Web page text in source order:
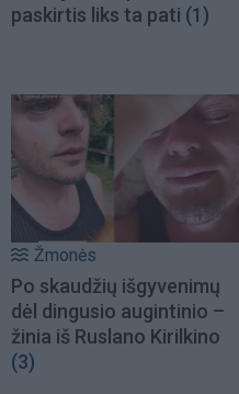
paskirtis liks ta pati (1)
Žmonės
Po skaudžių išgyvenimų
dėl dingusio augintinio –
žinia iš Ruslano Kirilkino
(3)